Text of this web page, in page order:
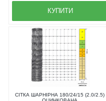
КУПИТИ
СІТКА ШАРНІРНА 180/24/15 (2.0/2.5)